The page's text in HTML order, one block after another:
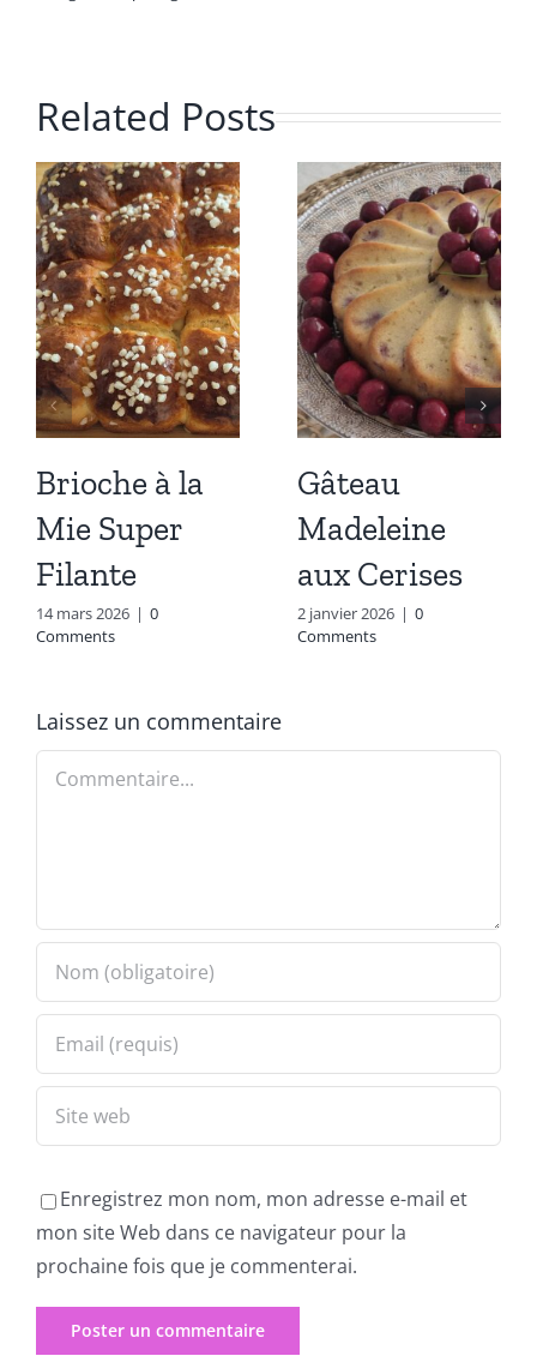
Related Posts
Brioche à la
Mie Super
Filante
14 mars 2026 | 0
Comments
Gâteau
Madeleine
aux Cerises
2 janvier 2026 | 0
Comments
Laissez un commentaire
Commentaire
Enregistrez mon nom, mon adresse e-mail et
mon site Web dans ce navigateur pour la
prochaine fois que je commenterai.